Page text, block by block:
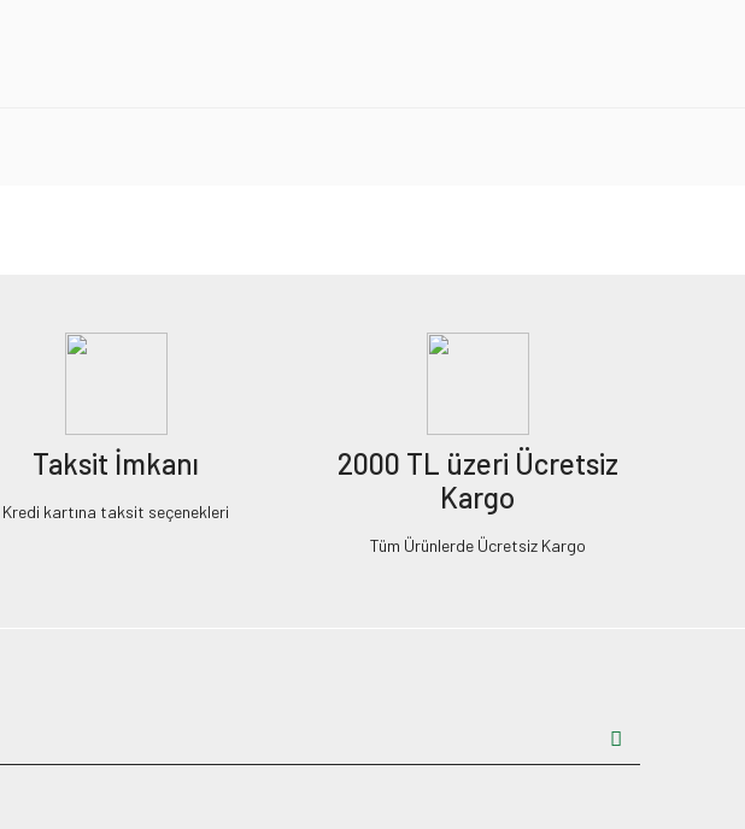
Taksit İmkanı
Kredi kartına taksit seçenekleri
2000 TL üzeri Ücretsiz
Kargo
Tüm Ürünlerde Ücretsiz Kargo